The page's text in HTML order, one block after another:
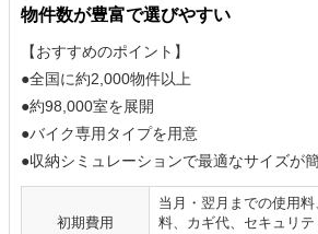
物件数が豊富で選びやすい
【おすすめのポイント】
●全国に約2,000物件以上
●約98,000室を展開
●バイク専用タイプを用意
●収納シミュレーションで最適なサイズが
初期費用
当月・翌月までの使用
料、カギ代、セキュリ